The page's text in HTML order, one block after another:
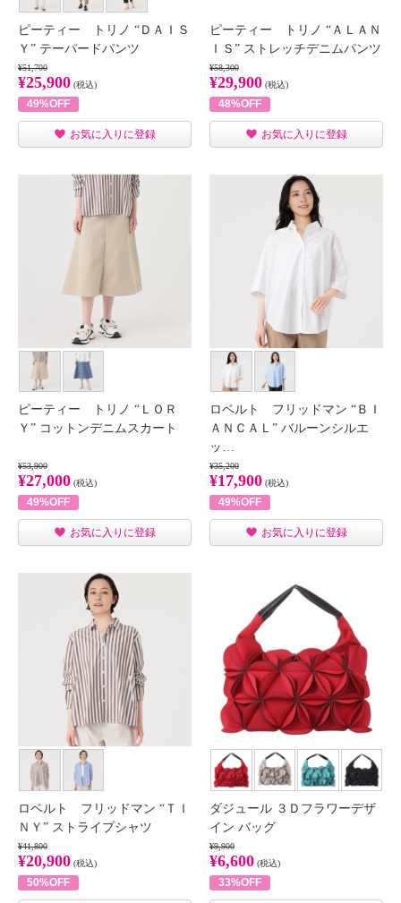
ピーティー トリノ “ＤＡＩＳ
Ｙ” テーパードパンツ
¥51,700
¥25,900 (税込)
49%OFF
お気に入りに登録
ピーティー トリノ “ＡＬＡＮ
ＩＳ” ストレッチデニムパンツ
¥58,300
¥29,900 (税込)
48%OFF
お気に入りに登録
ピーティー トリノ “ＬＯＲ
Ｙ” コットンデニムスカート
¥53,900
¥27,000 (税込)
49%OFF
お気に入りに登録
ロベルト フリッドマン “ＢＩ
ＡＮＣＡＬ” バルーンシルエ
ッ…
¥35,200
¥17,900 (税込)
49%OFF
お気に入りに登録
ロベルト フリッドマン “ＴＩ
ＮＹ” ストライプシャツ
¥41,800
¥20,900 (税込)
50%OFF
ダジュール ３Ｄフラワーデザ
イン バッグ
¥9,900
¥6,600 (税込)
33%OFF